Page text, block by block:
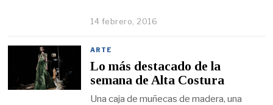
14 febrero, 2016
ARTE
Lo más destacado de la
semana de Alta Costura
Una caja de muñecas de madera, una